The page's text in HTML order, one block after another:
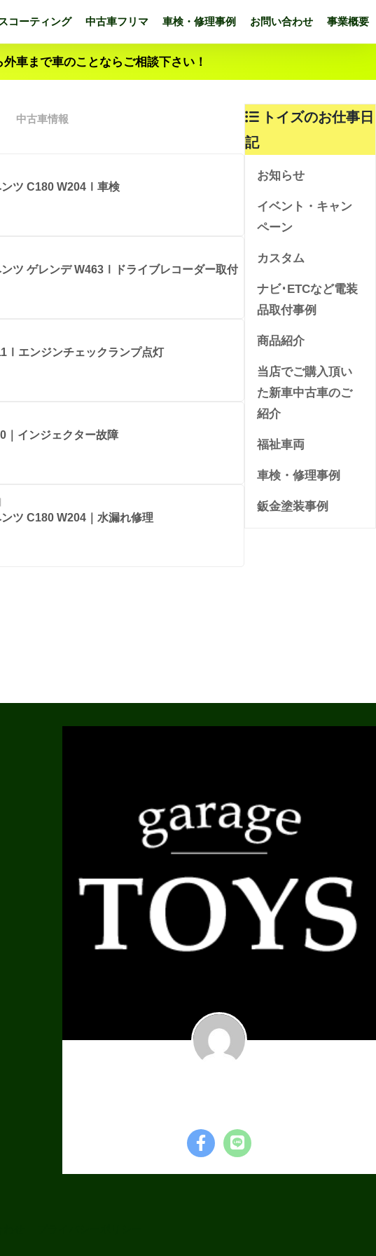
コーティング 中古車フリマ 車検・修理事例 お問い合わせ 事業概要
車まで車のことならご相談下さい！
中古車情報
ンツ C180 W204Ⅰ車検
ンツ ゲレンデ W463Ⅰドライブレコーダー取付
エンジンチェックランプ点灯
｜インジェクター故障
ツ C180 W204｜水漏れ修理
トイズのお仕事日
記
お知らせ
イベント・キャン
ペーン
カスタム
ナビ･ETCなど電装
品取付事例
商品紹介
当店でご購入頂い
た新車中古車のご
紹介
福祉車両
車検・修理事例
鈑金塗装事例